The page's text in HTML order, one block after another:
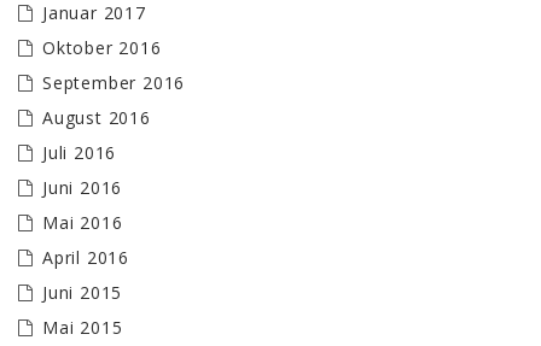
Januar 2017
Oktober 2016
September 2016
August 2016
Juli 2016
Juni 2016
Mai 2016
April 2016
Juni 2015
Mai 2015